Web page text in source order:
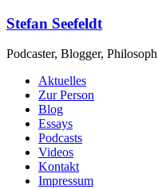
Zum
springen
Stefan Seefeldt
Podcaster, Blogger, Philosoph
Aktuelles
Zur Person
Blog
Essays
Podcasts
Videos
Kontakt
Impressum